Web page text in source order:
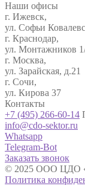
Наши офисы
г. Ижевск,
ул. Софьи
г. Краснодар,
ул. Монтажников
г. Москва,
ул. Зарайская, д.21
г. Сочи,
ул. Кирова 37
Контакты
+7 (495) 266-60-14
info@cdo-sektor.ru
Whatsapp
Telegram-Bot
Заказать звонок
© 2025 ООО ЦДО
Политика